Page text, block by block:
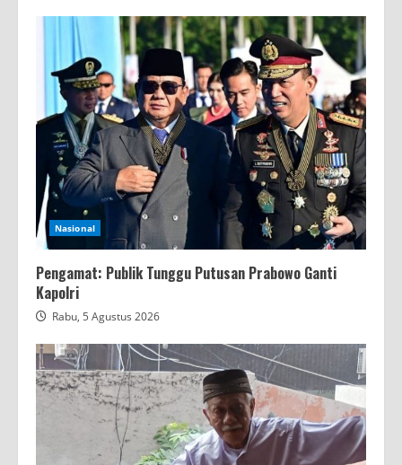
Nasional
Pengamat: Publik Tunggu Putusan Prabowo Ganti
Kapolri
Rabu, 5 Agustus 2026